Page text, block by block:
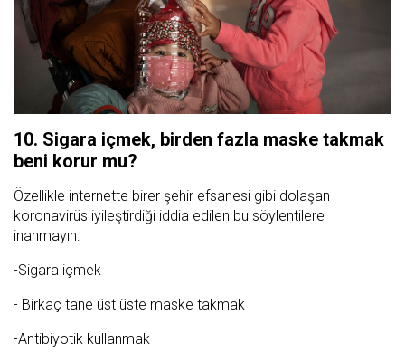
10. Sigara içmek, birden fazla maske takmak
beni korur mu?
Özellikle internette birer şehir efsanesi gibi dolaşan
koronavirüs iyileştirdiği iddia edilen bu söylentilere
inanmayın:
-Sigara içmek
- Birkaç tane üst üste maske takmak
-Antibiyotik kullanmak